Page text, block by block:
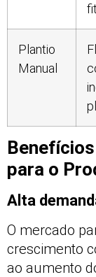
Plantio
Manual
para o
Alta
O mercado
crescimento
ao aumento